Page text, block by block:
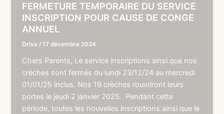
FERMETURE TEMPORAIRE DU SERVICE
INSCRIPTION POUR CAUSE DE CONGE
ANNUEL
Driss /17 décembre 2024
Chers Parents, Le service inscriptions ainsi que nos
crèches sont fermés du lundi 23/12/24 au mercredi
01/01/25 inclus. Nos 19 crèches rouvriront leurs
portes le jeudi 2 janvier 2025. Pendant cette
période, toutes les nouvelles inscriptions ainsi que le